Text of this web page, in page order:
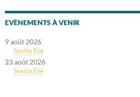
EVÈNEMENTS À VENIR
9 août 2026
Sortie Eté
23 août 2026
Sortie Eté